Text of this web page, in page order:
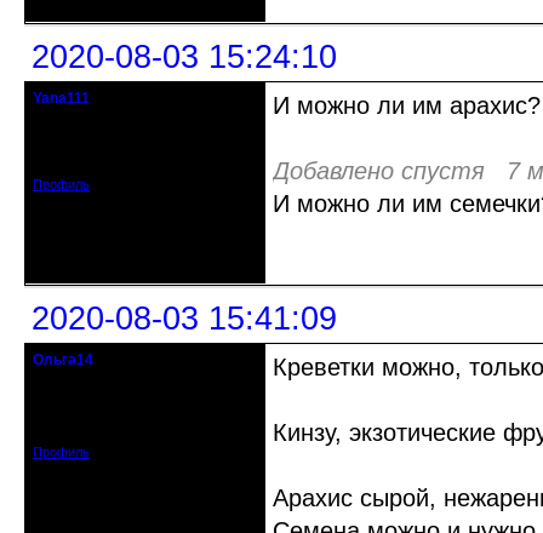
2020-08-03 15:24:10
Yana111
Профиль
И можно ли им
Добавлено спустя 7
И можно ли им
2020-08-03 15:41:09
Ольга14
Профиль
Креветки можно,
Кинзу, экзотические
Арахис сырой,